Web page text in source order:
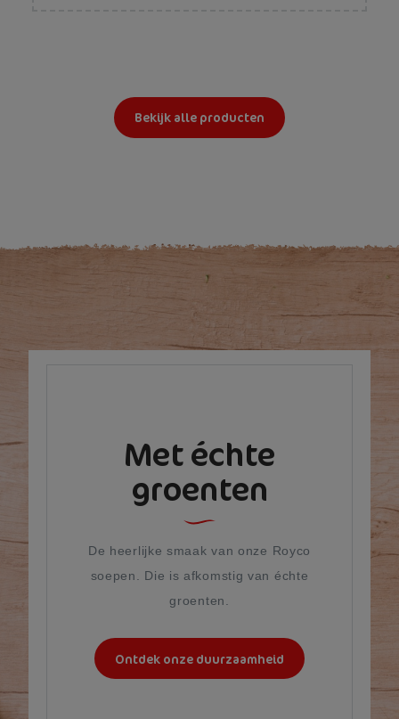
Bekijk alle producten
Met échte
groenten
De heerlijke smaak van onze Royco
soepen. Die is afkomstig van échte
groenten.
Ontdek onze duurzaamheid